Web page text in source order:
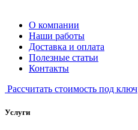
О компании
Наши работы
Доставка и оплата
Полезные статьи
Контакты
Рассчитать стоимость под ключ
Услуги